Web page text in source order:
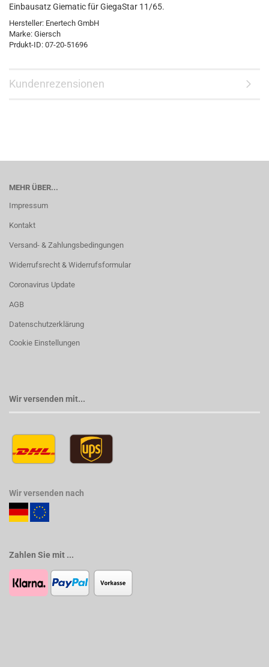
Einbausatz Giematic für GiegaStar 11/65.
Hersteller: Enertech GmbH
Marke: Giersch
Prdukt-ID: 07-20-51696
Kundenrezensionen
MEHR ÜBER...
Impressum
Kontakt
Versand- & Zahlungsbedingungen
Widerrufsrecht & Widerrufsformular
Coronavirus Update
AGB
Datenschutzerklärung
Cookie Einstellungen
Wir versenden mit...
Wir versenden nach
Zahlen Sie mit ...